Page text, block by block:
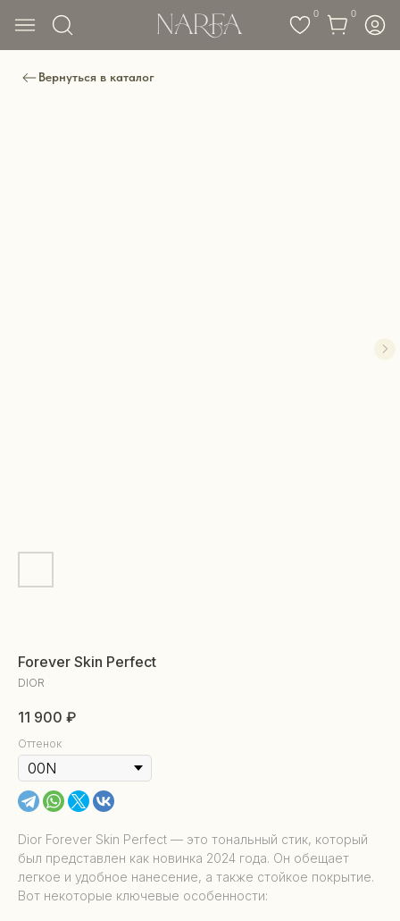
Вернуться в каталог
Forever Skin Perfect
DIOR
11 900 ₽
Оттенок
Dior Forever Skin Perfect — это тональный стик, который
был представлен как новинка 2024 года. Он обещает
легкое и удобное нанесение, а также стойкое покрытие.
Вот некоторые ключевые особенности: